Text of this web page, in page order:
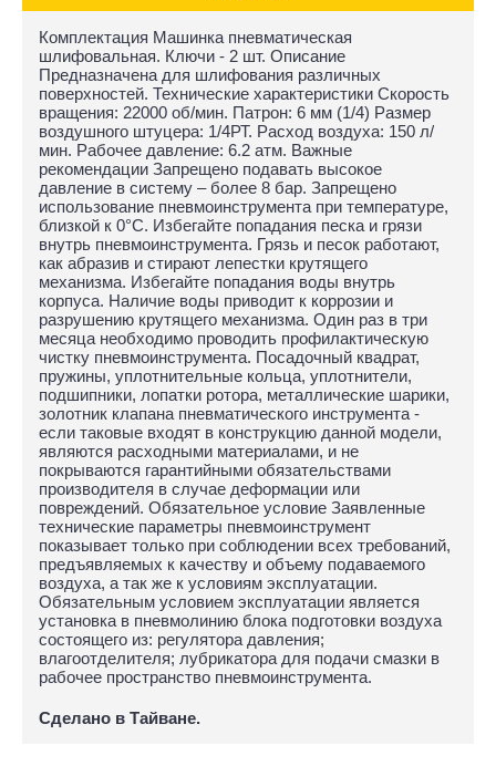
Комплектация Машинка пневматическая
шлифовальная. Ключи - 2 шт. Описание
Предназначена для шлифования различных
поверхностей. Технические характеристики Скорость
вращения: 22000 об/мин. Патрон: 6 мм (1/4) Размер
воздушного штуцера: 1/4РТ. Расход воздуха: 150 л/
мин. Рабочее давление: 6.2 атм. Важные
рекомендации Запрещено подавать высокое
давление в систему – более 8 бар. Запрещено
использование пневмоинструмента при температуре,
близкой к 0°C. Избегайте попадания песка и грязи
внутрь пневмоинструмента. Грязь и песок работают,
как абразив и стирают лепестки крутящего
механизма. Избегайте попадания воды внутрь
корпуса. Наличие воды приводит к коррозии и
разрушению крутящего механизма. Один раз в три
месяца необходимо проводить профилактическую
чистку пневмоинструмента. Посадочный квадрат,
пружины, уплотнительные кольца, уплотнители,
подшипники, лопатки ротора, металлические шарики,
золотник клапана пневматического инструмента -
если таковые входят в конструкцию данной модели,
являются расходными материалами, и не
покрываются гарантийными обязательствами
производителя в случае деформации или
повреждений. Обязательное условие Заявленные
технические параметры пневмоинструмент
показывает только при соблюдении всех требований,
предъявляемых к качеству и объему подаваемого
воздуха, а так же к условиям эксплуатации.
Обязательным условием эксплуатации является
установка в пневмолинию блока подготовки воздуха
состоящего из: регулятора давления;
влагоотделителя; лубрикатора для подачи смазки в
рабочее пространство пневмоинструмента.
Сделано в Тайване.